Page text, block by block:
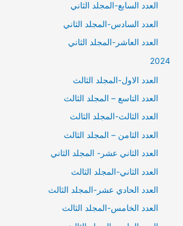
العدد السابع-المجلد الثاني
العدد السادس-المجلد الثاني
العدد العاشر-المجلد الثاني
2024
العدد الاول-المجلد الثالث
العدد التاسع – المجلد الثالث
العدد الثالث-المجلد الثالث
العدد الثامن – المجلد الثالث
العدد الثاني عشر- المجلد الثاني
العدد الثاني-المجلد الثالث
العدد الحادي عشر-المجلد الثالث
العدد الخامس-المجلد الثالث